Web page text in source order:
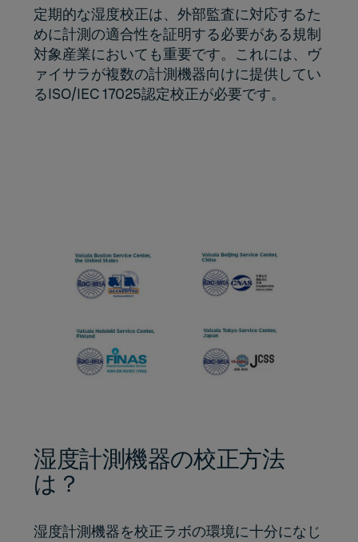
定期的な湿度校正は、外部監査に対応するた
めに計測の適合性を証明する必要がある規制
対象産業においても重要です。これには、ヴ
ァイサラが複数の計測機器向けに提供してい
るISO/IEC 17025認定校正が必要です。
湿度計測機器の校正方法
は？
湿度計測機器を校正ラボの環境に十分になじ